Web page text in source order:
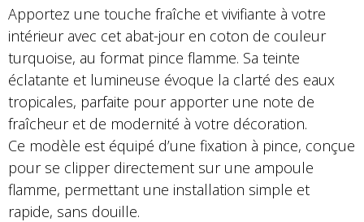
Apportez une touche fraîche et vivifiante à votre
intérieur avec cet abat-jour en coton de couleur
turquoise, au format pince flamme. Sa teinte
éclatante et lumineuse évoque la clarté des eaux
tropicales, parfaite pour apporter une note de
fraîcheur et de modernité à votre décoration.
Ce modèle est équipé d’une fixation à pince, conçue
pour se clipper directement sur une ampoule
flamme, permettant une installation simple et
rapide, sans douille.